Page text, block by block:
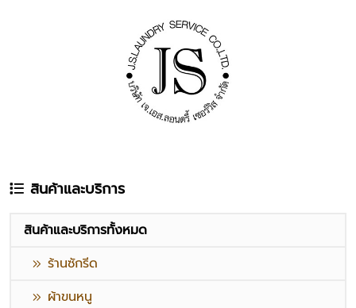
สินค้าและบริการ
สินค้าและบริการทั้งหมด
ร้านซักรีด
ผ้าขนหนู